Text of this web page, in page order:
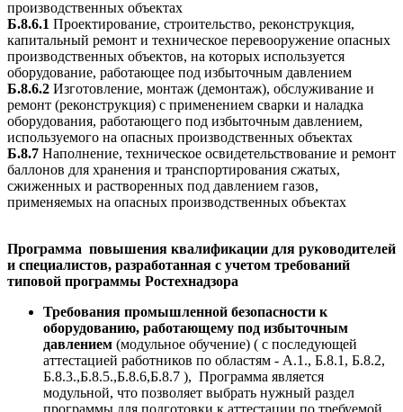
производственных объектах
Б.8.6.1 Проектирование, строительство, реконструкция,
капитальный ремонт и техническое перевооружение опасных
производственных объектов, на которых используется
оборудование, работающее под избыточным давлением
Б.8.6.2 Изготовление, монтаж (демонтаж), обслуживание и
ремонт (реконструкция) с применением сварки и наладка
оборудования, работающего под избыточным давлением,
используемого на опасных производственных объектах
Б.8.7 Наполнение, техническое освидетельствование и ремонт
баллонов для хранения и транспортирования сжатых,
сжиженных и растворенных под давлением газов,
применяемых на опасных производственных объектах
Программа повышения квалификации для руководителей
и специалистов, разработанная с учетом требований
типовой программы Ростехнадзора
Требования промышленной безопасности к
оборудованию, работающему под избыточным
давлением (модульное обучение) ( с последующей
аттестацией работников по областям - А.1., Б.8.1, Б.8.2,
Б.8.3.,Б.8.5.,Б.8.6,Б.8.7 ), Программа является
модульной, что позволяет выбрать нужный раздел
программы для подготовки к аттестации по требуемой